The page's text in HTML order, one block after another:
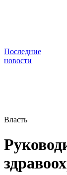
Последние
новости
Власть